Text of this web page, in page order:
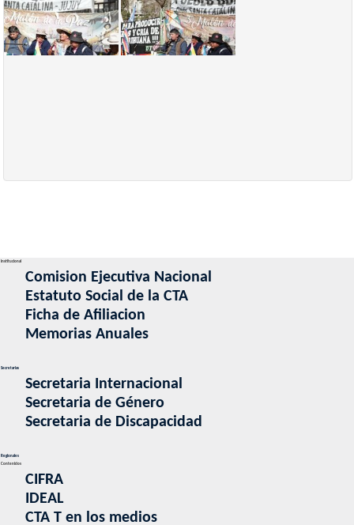
Institucional
Comision Ejecutiva Nacional
Estatuto Social de la CTA
Ficha de Afiliacion
Memorias Anuales
Secretarias
Secretaria Internacional
Secretaria de Género
Secretaria de Discapacidad
Regionales
Contenidos
CIFRA
IDEAL
CTA T en los medios